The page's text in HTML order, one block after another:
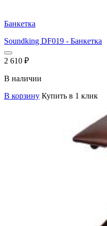
Банкетка
Soundking DF019 - Банкетка
2 610 ₽
В наличии
В корзину Купить в 1 клик